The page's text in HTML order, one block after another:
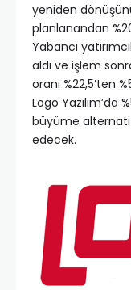
yeniden
planlanandan
Yabancı
aldı ve işlem
oranı %22,5’ten
Logo Yazılım’da
büyüme
edecek.